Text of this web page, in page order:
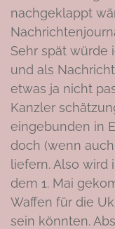
nachgeklappt
Sehr spät würde
und als
etwas ja nicht
Kanzler
eingebunden in
doch (wenn
liefern. Also
dem 1. Mai
Waffen für die
sein könnten.